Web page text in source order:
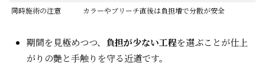
同時施術の注意
カラーやブリーチ直後は負担増で分散が安全
期間を見極めつつ、 負担が少ない工程を選ぶことが仕上
がりの艶と手触りを守る近道です。